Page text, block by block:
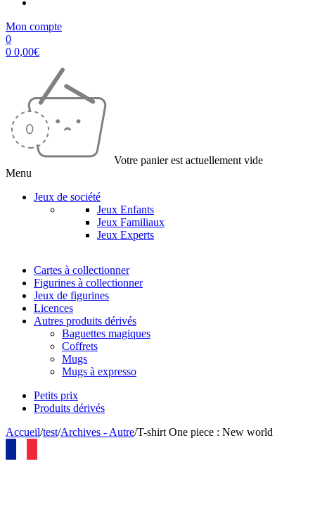
Mon compte
0
0 0,00€
Votre panier est actuellement vide
Menu
Jeux de société
Jeux Enfants
Jeux Familiaux
Jeux Experts
Cartes à collectionner
Figurines à collectionner
Jeux de figurines
Licences
Autres produits dérivés
Baguettes magiques
Coffrets
Mugs
Mugs à expresso
Petits prix
Produits dérivés
Accueil/test/Archives - Autre/T-shirt One piece : New world